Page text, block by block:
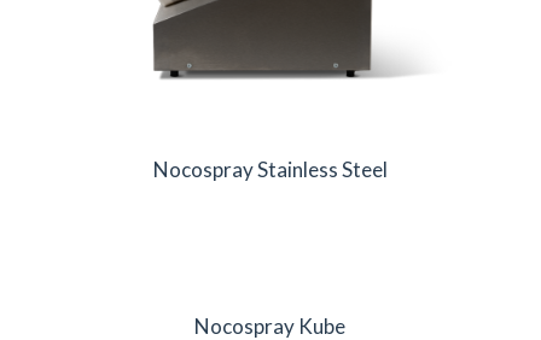
Nocospray Stainless Steel
Nocospray Kube